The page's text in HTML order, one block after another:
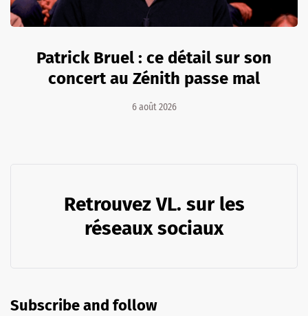
Patrick Bruel : ce détail sur son
concert au Zénith passe mal
6 août 2026
Retrouvez VL. sur les
réseaux sociaux
Subscribe and follow